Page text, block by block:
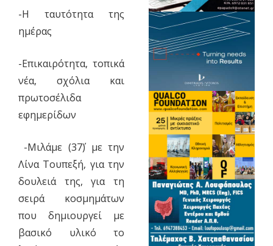
-Η ταυτότητα της
ημέρας
-Επικαιρότητα, τοπικά
νέα, σχόλια και
πρωτοσέλιδα
εφημερίδων
-Μιλάμε (37΄) με την
Λίνα Τουπεξή, για την
δουλειά της, για τη
σειρά κοσμημάτων
που δημιουργεί με
βασικό υλικό το